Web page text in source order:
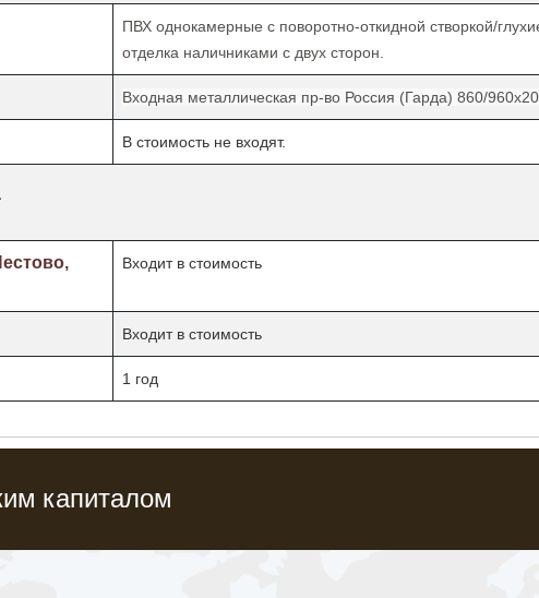
ПВХ однокамерные с поворотно-откидной створкой/
отделка наличниками с двух сторон.
Входная металлическая пр-во Россия (Гарда) 860/
В стоимость не входят.
Входит в стоимость
Входит в стоимость
1 год
капиталом